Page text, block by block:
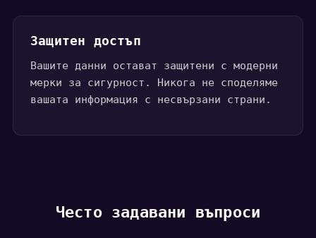
Защитен достъп
Вашите данни остават защитени с модерни
мерки за сигурност. Никога не споделяме
вашата информация с несвързани страни.
Често задавани въпроси